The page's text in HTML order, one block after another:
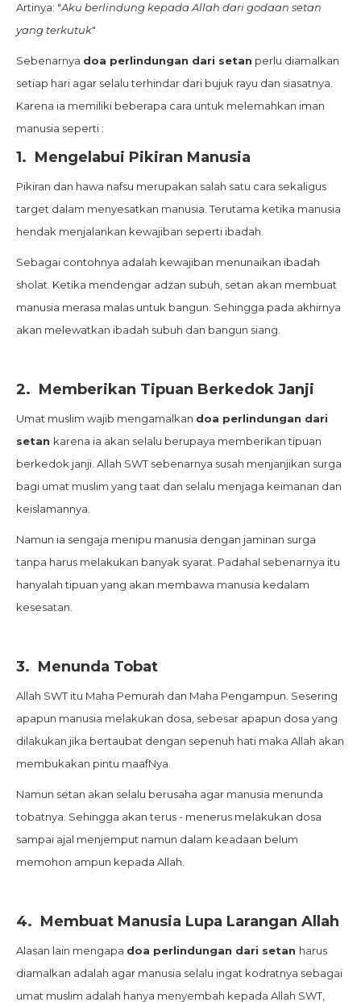
Artinya: "Aku berlindung kepada Allah dari godaan setan
yang terkutuk"
Sebenarnya doa perlindungan dari setan perlu diamalkan
setiap hari agar selalu terhindar dari bujuk rayu dan siasatnya.
Karena ia memiliki beberapa cara untuk melemahkan iman
manusia seperti :
1. Mengelabui Pikiran Manusia
Pikiran dan hawa nafsu merupakan salah satu cara sekaligus
target dalam menyesatkan manusia. Terutama ketika manusia
hendak menjalankan kewajiban seperti ibadah.
Sebagai contohnya adalah kewajiban menunaikan ibadah
sholat. Ketika mendengar adzan subuh, setan akan membuat
manusia merasa malas untuk bangun. Sehingga pada akhirnya
akan melewatkan ibadah subuh dan bangun siang.
2. Memberikan Tipuan Berkedok Janji
Umat muslim wajib mengamalkan doa perlindungan dari
setan karena ia akan selalu berupaya memberikan tipuan
berkedok janji. Allah SWT sebenarnya susah menjanjikan surga
bagi umat muslim yang taat dan selalu menjaga keimanan dan
keislamannya.
Namun ia sengaja menipu manusia dengan jaminan surga
tanpa harus melakukan banyak syarat. Padahal sebenarnya itu
hanyalah tipuan yang akan membawa manusia kedalam
kesesatan.
3. Menunda Tobat
Allah SWT itu Maha Pemurah dan Maha Pengampun. Sesering
apapun manusia melakukan dosa, sebesar apapun dosa yang
dilakukan jika bertaubat dengan sepenuh hati maka Allah akan
membukakan pintu maafNya.
Namun setan akan selalu berusaha agar manusia menunda
tobatnya. Sehingga akan terus - menerus melakukan dosa
sampai ajal menjemput namun dalam keadaan belum
memohon ampun kepada Allah.
4. Membuat Manusia Lupa Larangan Allah
Alasan lain mengapa doa perlindungan dari setan harus
diamalkan adalah agar manusia selalu ingat kodratnya sebagai
umat muslim adalah hanya menyembah kepada Allah SWT,